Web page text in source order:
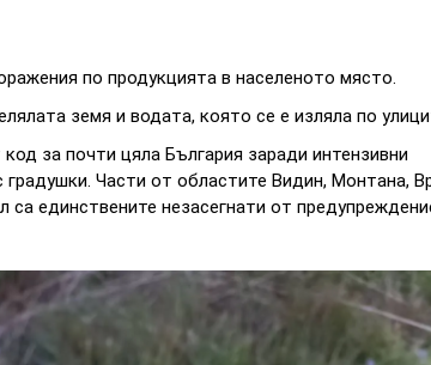
по продукцията в населеното място.
земя и водата, която се е изляла по
за почти цяла България заради интензивни
Части от областите Видин, Монтана,
единствените незасегнати от